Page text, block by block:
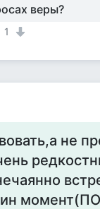
веры?
1
не